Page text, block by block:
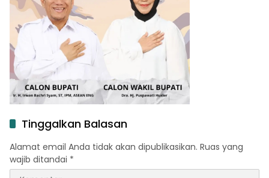
Tinggalkan Balasan
Alamat email Anda tidak akan dipublikasikan. Ruas yang
wajib ditandai *